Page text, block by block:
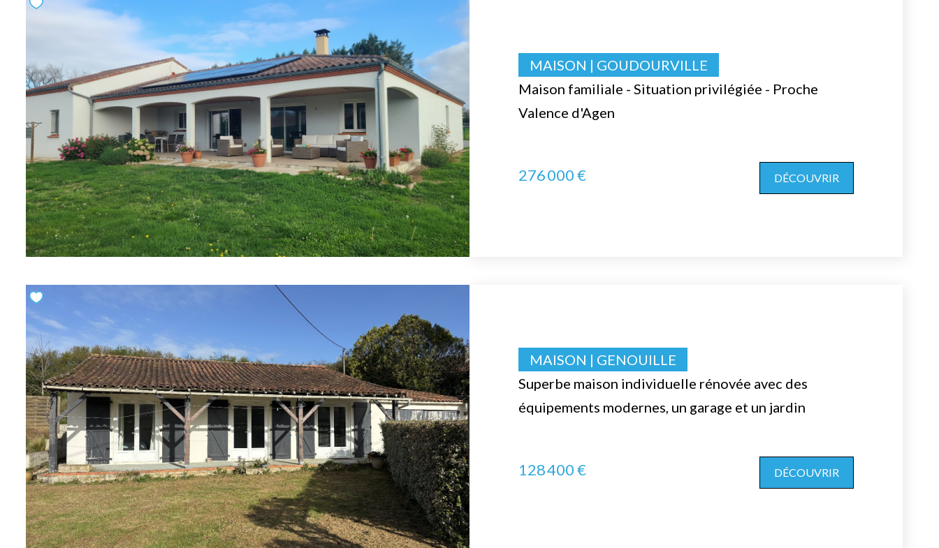
Maison familiale - Situation privilégiée - Proche
Valence d'Agen
MAISON | GOUDOURVILLE
276 000 € DÉCOUVRIR
Superbe maison individuelle rénovée avec des
équipements modernes, un garage et un jardin
MAISON | GENOUILLE
128 400 € DÉCOUVRIR